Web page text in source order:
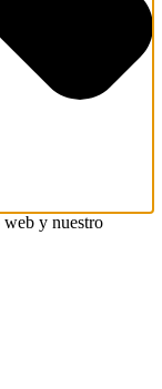
y nuestro